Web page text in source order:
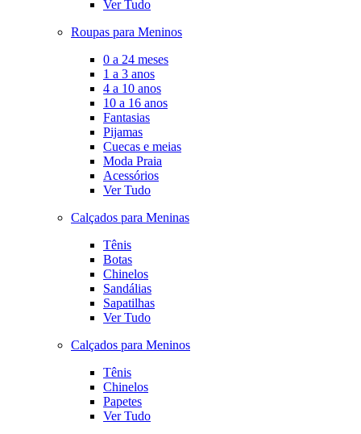
Ver Tudo
Roupas para Meninos
0 a 24 meses
1 a 3 anos
4 a 10 anos
10 a 16 anos
Fantasias
Pijamas
Cuecas e meias
Moda Praia
Acessórios
Ver Tudo
Calçados para Meninas
Tênis
Botas
Chinelos
Sandálias
Sapatilhas
Ver Tudo
Calçados para Meninos
Tênis
Chinelos
Papetes
Ver Tudo